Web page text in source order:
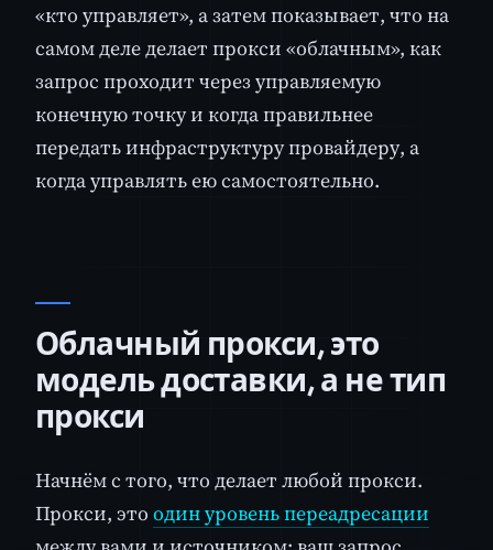
«кто управляет», а затем показывает, что на
самом деле делает прокси «облачным», как
запрос проходит через управляемую
конечную точку и когда правильнее
передать инфраструктуру провайдеру, а
когда управлять ею самостоятельно.
Облачный прокси, это
модель доставки, а не тип
прокси
Начнём с того, что делает любой прокси.
Прокси, это один уровень переадресации